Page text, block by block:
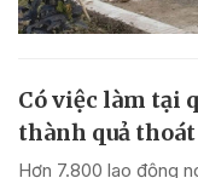
Có việc làm tại
thành quả
Hơn 7.800 lao động